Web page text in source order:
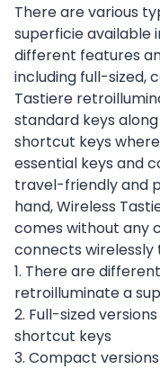
There are various
superficie available
different features
including full-sized,
Tastiere
standard keys
shortcut keys
essential keys and
travel-friendly and
hand, Wireless
comes without any
connects
1. There are
retroilluminate a
2. Full-sized
shortcut keys
3. Compact